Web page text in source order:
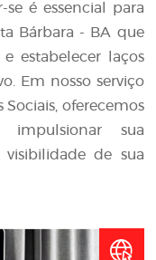
é essencial para
Bárbara - BA que
estabelecer laços
Em nosso serviço
Sociais, oferecemos
impulsionar sua
de sua